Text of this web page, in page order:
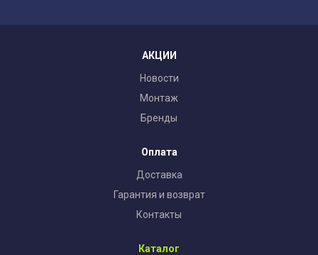
АКЦИИ
Новости
Монтаж
Бренды
Оплата
Доставка
Гарантия и возврат
Контакты
Каталог